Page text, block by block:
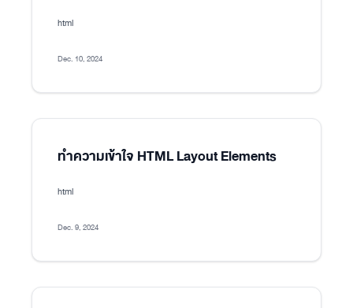
html
Dec. 10, 2024
ทำความเข้าใจ HTML Layout Elements
html
Dec. 9, 2024